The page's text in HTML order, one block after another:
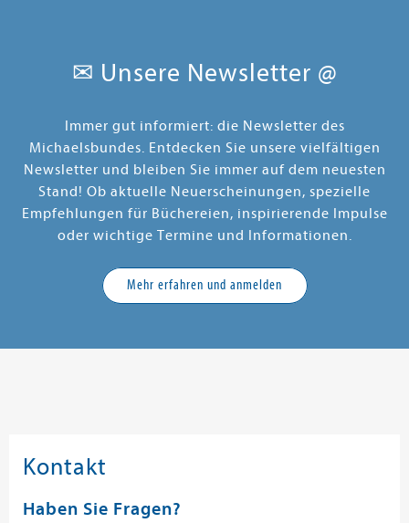
✉ Unsere Newsletter @
Immer gut informiert: die Newsletter des
Michaelsbundes. Entdecken Sie unsere vielfältigen
Newsletter und bleiben Sie immer auf dem neuesten
Stand! Ob aktuelle Neuerscheinungen, spezielle
Empfehlungen für Büchereien, inspirierende Impulse
oder wichtige Termine und Informationen.
Mehr erfahren und anmelden
Kontakt
Haben Sie Fragen?